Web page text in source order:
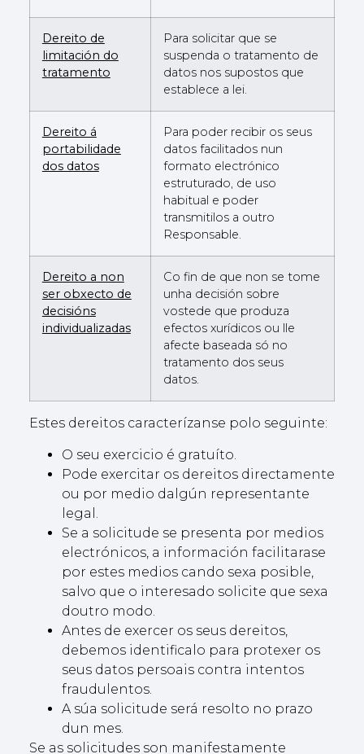
Dereito de
limitación do
tratamento
Para solicitar que se
suspenda o tratamento de
datos nos supostos que
establece a lei.
Dereito á
portabilidade
dos datos
Para poder recibir os seus
datos facilitados nun
formato electrónico
estruturado, de uso
habitual e poder
transmitilos a outro
Responsable.
Dereito a non
ser obxecto de
decisións
individualizadas
Co fin de que non se tome
unha decisión sobre
vostede que produza
efectos xurídicos ou lle
afecte baseada só no
tratamento dos seus
datos.
Estes dereitos caracterízanse polo seguinte:
O seu exercicio é gratuíto.
Pode exercitar os dereitos directamente
ou por medio dalgún representante
legal.
Se a solicitude se presenta por medios
electrónicos, a información facilitarase
por estes medios cando sexa posible,
salvo que o interesado solicite que sexa
doutro modo.
Antes de exercer os seus dereitos,
debemos identificalo para protexer os
seus datos persoais contra intentos
fraudulentos.
A súa solicitude será resolto no prazo
dun mes.
Se as solicitudes son manifestamente